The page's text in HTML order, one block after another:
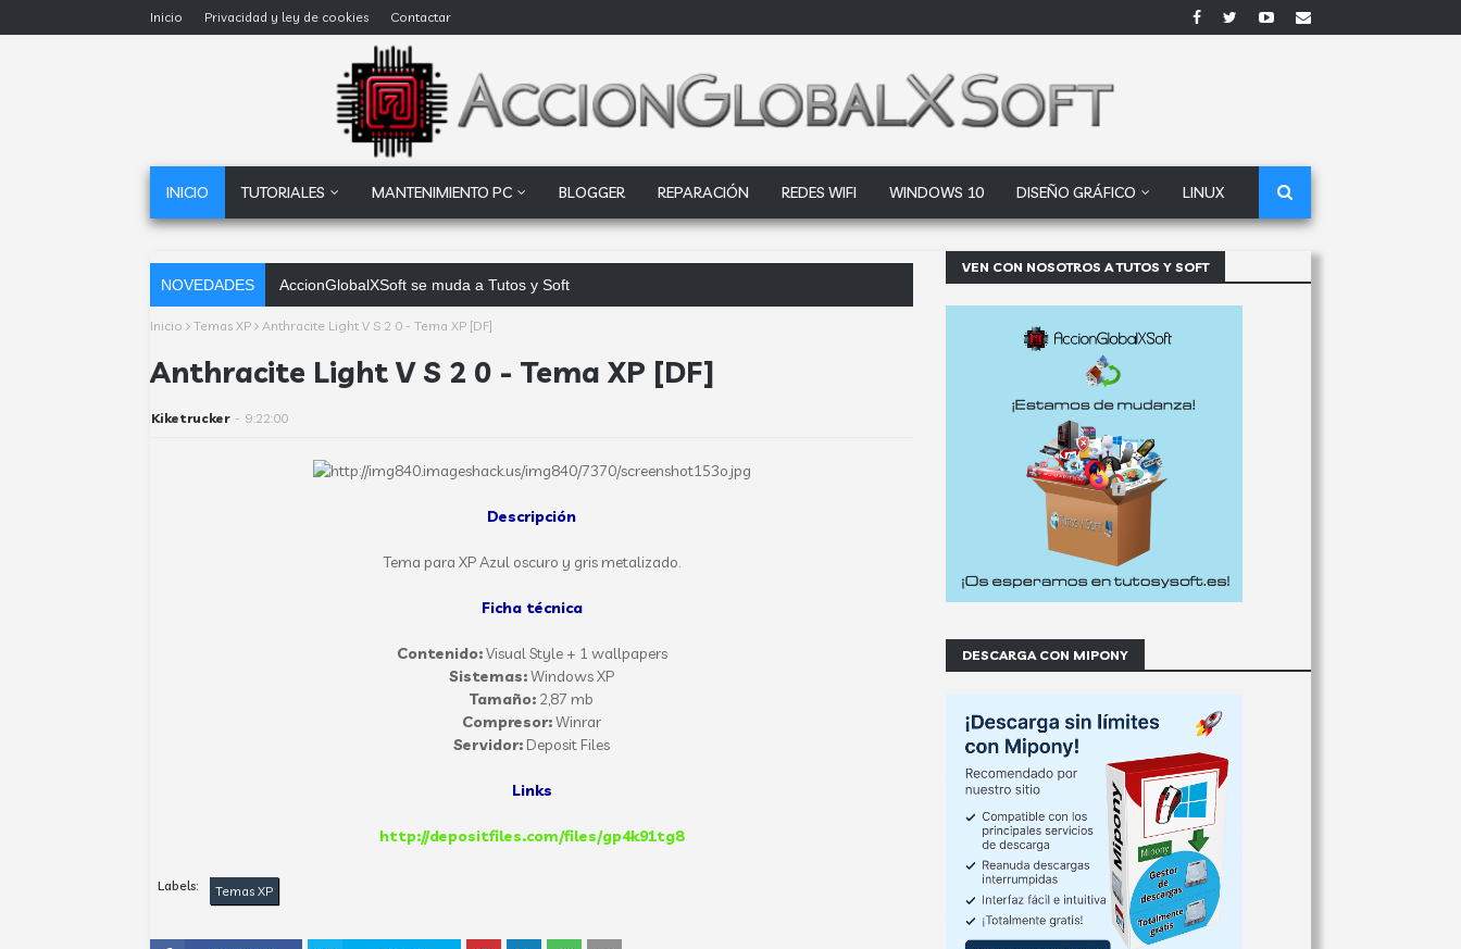
Inicio Privacidad y ley de cookies Contactar
INICIO TUTORIALES MANTENIMIENTO PC BLOGGER REPARACIÓN REDES WIFI WINDOWS 10 DISEÑO GRÁFICO LINUX
NOVEDADES AccionGlobalXSoft se muda a Tutos y Soft
Inicio Temas XP Anthracite Light V S 2 0 - Tema XP [DF]
Anthracite Light V S 2 0 - Tema XP [DF]
Kiketrucker - 9:22:00
Descripción
Tema para XP Azul oscuro y gris metalizado.
Ficha técnica
Contenido:Visual Style + 1 wallpapers
Sistemas:Windows XP
Tamaño: 2,87 mb
Compresor:Winrar
Servidor: Deposit Files
Links
http://depositfiles.com/files/gp4k91tg8
Labels: Temas XP
VEN CON NOSOTROS A TUTOS Y SOFT
DESCARGA CON MIPONY